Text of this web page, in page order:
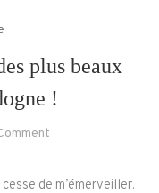
plus beaux
!
Limeuil,
de m’émerveiller.